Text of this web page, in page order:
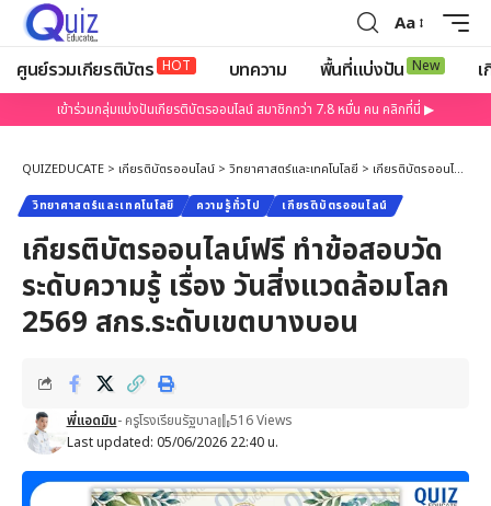
Aa
ศูนย์รวมเกียรติบัตร HOT บทความ พื้นที่แบ่งปัน New
เข้าร่วมกลุ่มแบ่งปันเกียรติบัตรออนไลน์ สมาชิกกว่า 7.8 หมื่น คน คลิกที่นี่ ▶
QUIZEDUCATE > เกียรติบัตรออนไลน์ > วิทยาศาสตร์และเทคโนโลยี > เกียรติบัตรออนไลน์ฟรี ทำข้อสอบวัดระดับความรู้ เรื่อง วันสิ่งแวดล้อมโลก 2569 สกร.ระดับเขตบางบอน
วิทยาศาสตร์และเทคโนโลยี ความรู้ทั่วไป เกียรติบัตรออนไลน์
เกียรติบัตรออนไลน์ฟรี ทำข้อสอบวัด
ระดับความรู้ เรื่อง วันสิ่งแวดล้อมโลก
2569 สกร.ระดับเขตบางบอน
Last updated: 05/06/2026 22:40 น.
พี่แอดมิน- ครูโรงเรียนรัฐบาล 516 Views